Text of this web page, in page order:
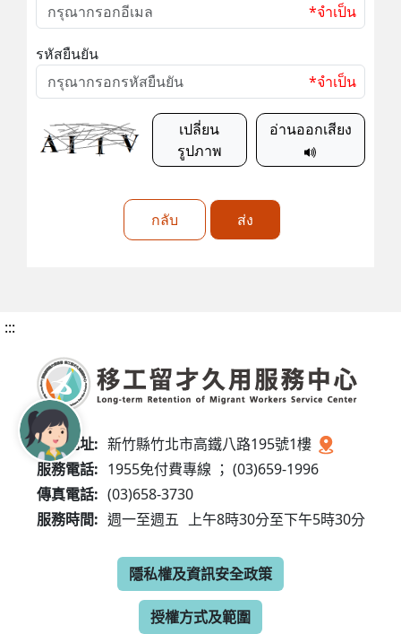
*จำเป็น
รหัสยืนยัน
*จำเป็น
เปลี่ยน
รูปภาพ
อ่านออกเสียง
กลับ ส่ง
:::
服務地址: 新竹縣竹北市高鐵八路195號1樓
服務電話: 1955免付費專線 ； (03)659-1996
傳真電話: (03)658-3730
服務時間: 週一至週五 上午8時30分至下午5時30分
隱私權及資訊安全政策
授權方式及範圍